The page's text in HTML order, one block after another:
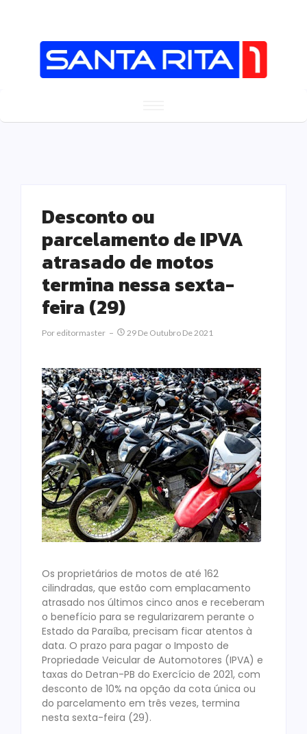
Desconto ou
parcelamento de IPVA
atrasado de motos
termina nessa sexta-
feira (29)
Por Editormaster 29 De Outubro De 2021
Os proprietários de motos de até 162
cilindradas, que estão com emplacamento
atrasado nos últimos cinco anos e receberam
o benefício para se regularizarem perante o
Estado da Paraíba, precisam ficar atentos à
data. O prazo para pagar o Imposto de
Propriedade Veicular de Automotores (IPVA) e
taxas do Detran-PB do Exercício de 2021, com
desconto de 10% na opção da cota única ou
do parcelamento em três vezes, termina
nesta sexta-feira (29).